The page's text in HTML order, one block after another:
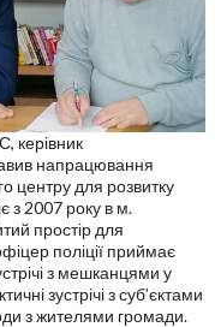
керівник
напрацювання
центру для розвитку
з 2007 року в м.
простір для
поліції приймає
з мешканцями у
зустрічі з суб’єктами
з жителями громади.